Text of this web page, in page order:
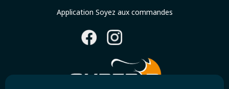
Application Soyez aux commandes